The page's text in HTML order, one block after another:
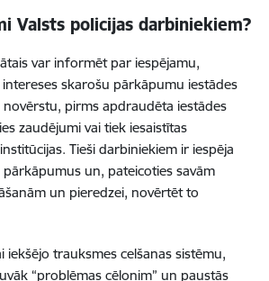
Valsts policijas darbiniekiem?
var informēt par iespējamu,
skarošu pārkāpumu iestādes
pirms apdraudēta iestādes
zaudējumi vai tiek iesaistītas
Tieši darbiniekiem ir iespēja
un, pateicoties savām
un pieredzei, novērtēt to
iekšējo trauksmes celšanas sistēmu,
“problēmas cēlonim” un paustās